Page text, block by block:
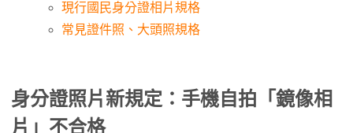
現行國民身分證相片規格
常見證件照、大頭照規格
身分證照片新規定：手機自拍「鏡像相
片」不合格